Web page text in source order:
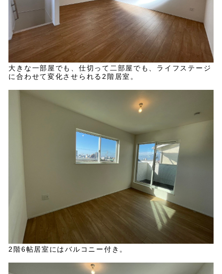
大きな一部屋でも、仕切って二部屋でも、ライフステージ
に合わせて変化させられる2階居室。
2階6帖居室にはバルコニー付き。